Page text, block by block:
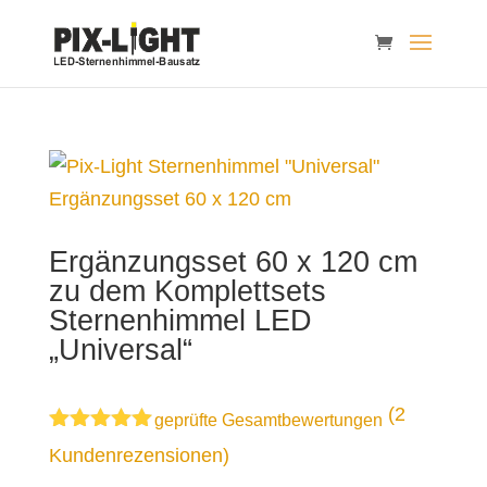
Ergänzungsset 60 x 120 cm
zu dem Komplettsets
Sternenhimmel LED
„Universal“
Bewertet
mit5.00
geprüfte Gesamtbewertungen (2
Kundenrezensionen)